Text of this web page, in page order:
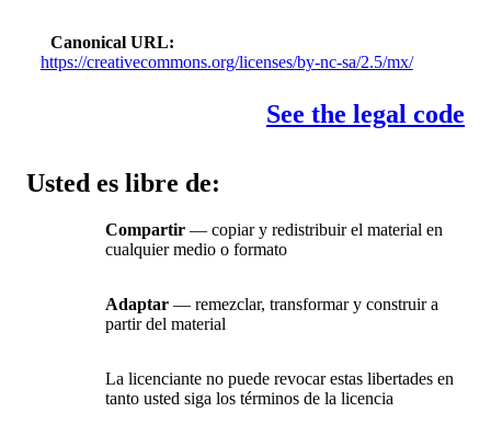
Canonical URL
https://creativecommons.org/licenses/by-nc-sa/2.5/mx/
See the legal code
Usted es libre de:
Compartir — copiar y redistribuir el material en
cualquier medio o formato
Adaptar — remezclar, transformar y construir a
partir del material
La licenciante no puede revocar estas libertades en
tanto usted siga los términos de la licencia